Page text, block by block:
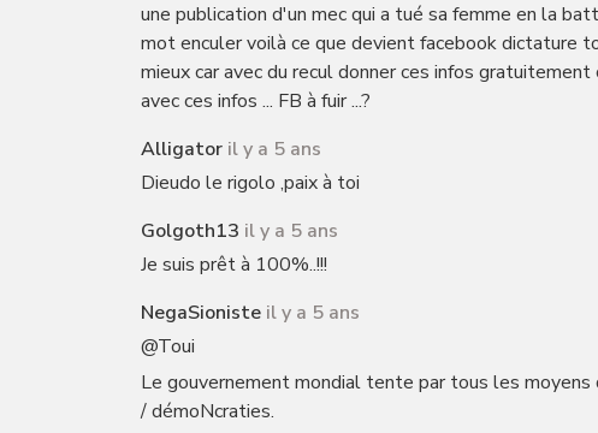
une publication d'un mec qui a tué sa femme en la
mot enculer voilà ce que devient facebook dictature
mieux car avec du recul donner ces infos
avec ces infos ... FB à fuir ...?
Alligator il y a 5 ans
Dieudo le rigolo ,paix à toi
Golgoth13 il y a 5 ans
Je suis prêt à 100%..!!!
NegaSioniste il y a 5 ans
@Toui
Le gouvernement mondial tente par tous les
/ démoNcraties.